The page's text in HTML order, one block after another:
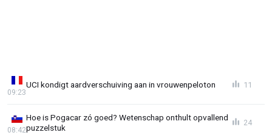
UCI kondigt aardverschuiving aan in vrouwenpeloton
09:23
11
Hoe is Pogacar zó goed? Wetenschap onthult opvallend
puzzelstuk
08:42
24